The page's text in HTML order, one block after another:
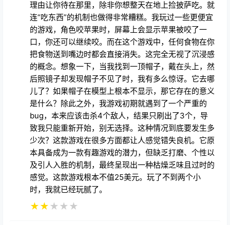
理由让你待在那里，除非你想整天在地上捡披萨吃。就
连“吃东西”的机制也做得非常糟糕。我玩过一些更便宜
的游戏，角色咬苹果时，屏幕上会显示苹果被咬了一
口，你还可以继续咬。而在这个游戏中，任何食物在你
把食物送到嘴边时都会直接消失。这完全无视了沉浸感
的概念。想象一下，当我找到一顶帽子，戴在头上，然
后照镜子却发现帽子不见了时，我有多么惊讶。它去哪
儿了？如果帽子在模型上根本不显示，那它存在的意义
是什么？除此之外，我游戏初期就遇到了一个严重的
bug，本来应该击杀4个敌人，结果只刷出了3个，导
致我只能重新开始，别无选择。这种情况到底要发生多
少次？这款游戏在很多方面都让人感觉错失良机。它原
本具备成为一款有趣游戏的潜力，但缺乏打磨、个性以
及引人入胜的机制，最终呈现出一种枯燥乏味且过时的
感觉。这款游戏根本不值25美元。玩了不到两个小
时，我就已经玩腻了。
★★★ ★ ★